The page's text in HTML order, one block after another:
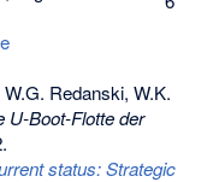
Redanski, W.K.
U-Boot-Flotte der
status: Strategic